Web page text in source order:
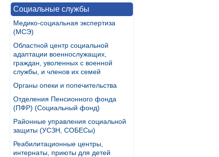
Социальные службы
Медико-социальная экспертиза
(МСЭ)
Областной центр социальной
адаптации военнослужащих,
граждан, уволенных с военной
службы, и членов их семей
Органы опеки и попечительства
Отделения Пенсионного фонда
(ПФР) (Социальный фонд)
Районные управления социальной
защиты (УСЗН, СОБЕСы)
Реабилитационные центры,
интернаты, приюты для детей